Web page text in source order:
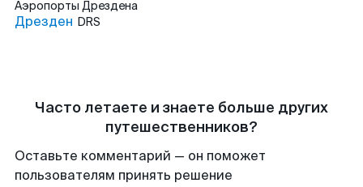
Аэропорты Дрездена
Дрезден DRS
Часто летаете и знаете больше других
путешественников?
Оставьте комментарий — он поможет
пользователям принять решение